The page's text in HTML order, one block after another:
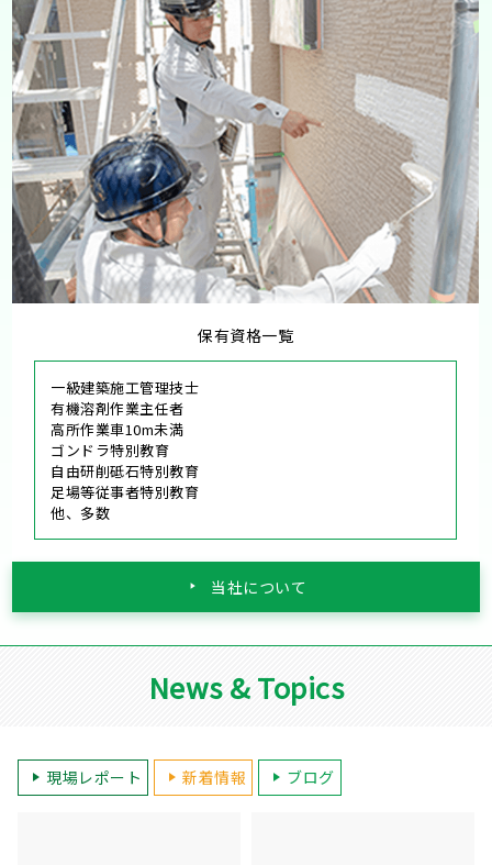
保有資格一覧
一級建築施工管理技士
有機溶剤作業主任者
高所作業車10m未満
ゴンドラ特別教育
自由研削砥石特別教育
足場等従事者特別教育
他、多数
当社について
News & Topics
現場レポート 新着情報 ブログ